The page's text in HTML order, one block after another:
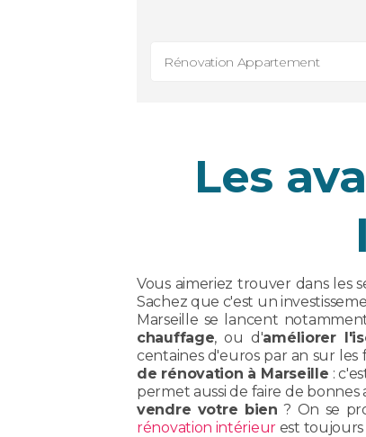
Rénovation Appartement
Les
Vous aimeriez trouver dans les
Sachez que c'est un
Marseille se lancent
chauffage, ou d'améliorer
centaines d'euros par an sur
de rénovation à Marseille :
permet aussi de faire de
vendre votre bien ? On se
rénovation intérieur est toujours